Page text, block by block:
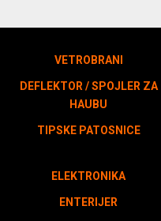
VETROBRANI
DEFLEKTOR / SPOJLER ZA
HAUBU
TIPSKE PATOSNICE
ELEKTRONIKA
ENTERIJER